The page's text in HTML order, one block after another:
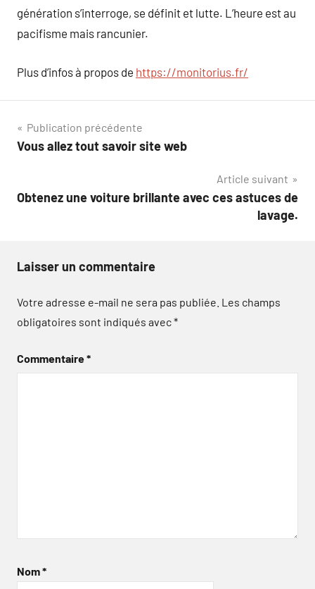
génération s’interroge, se définit et lutte. L’heure est au
pacifisme mais rancunier.
Plus d’infos à propos de https://monitorius.fr/
Navigation
de
Publication précédente
Vous allez tout savoir site web
Article suivant
Obtenez une voiture brillante avec ces astuces de
lavage.
Laisser un commentaire
Votre adresse e-mail ne sera pas publiée. Les champs
obligatoires sont indiqués avec*
Commentaire*
Nom*